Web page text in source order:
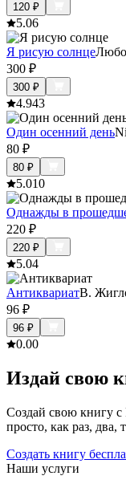
120 ₽
5.06
Я рисую солнце
300 ₽
300 ₽
4.943
Один осенний день
80 ₽
80 ₽
5.010
Однажды в
220 ₽
220 ₽
5.04
АнтиквариатВ.
96 ₽
96 ₽
0.00
Издай свою
Создай свою книгу с
просто, как раз, два,
Создать книгу
Наши услуги